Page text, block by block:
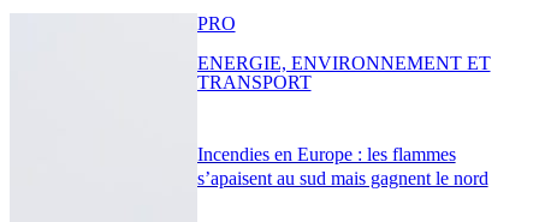
Incendies en Europe : les flammes
s’apaisent au sud mais gagnent le nord
PRO
ENERGIE, ENVIRONNEMENT ET
TRANSPORT